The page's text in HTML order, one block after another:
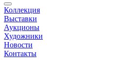
Коллекция
Выставки
Аукционы
Художники
Новости
Контакты